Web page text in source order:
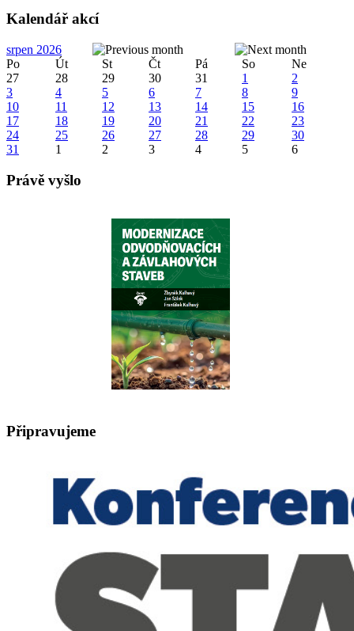
Kalendář akcí
srpen 2026
Po
Út St Čt Pá So
Ne
27
28 29 30 31 1
2
3
4 5 6 7 8
9
10
11 12 13 14 15
16
17
18 19 20 21 22
23
24
25 26 27 28 29
30
31
1 2 3 4 5 6
Právě vyšlo
Připravujeme